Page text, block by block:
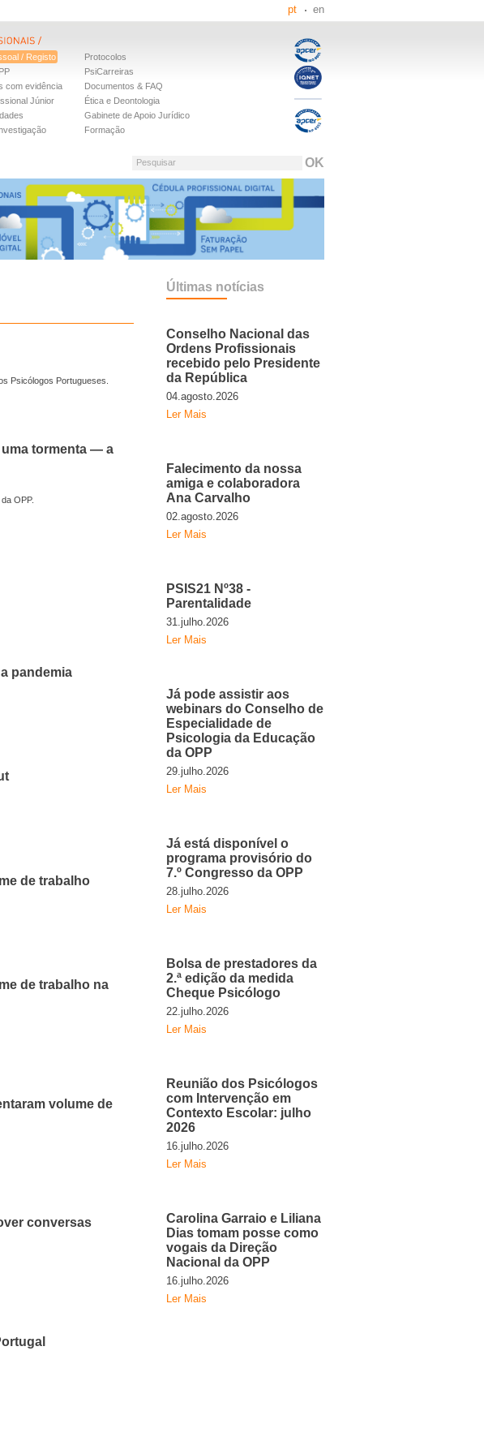
pt en
/ Registo
com evidência
Júnior
Protocolos
PsiCarreiras
Documentos & FAQ
Ética e Deontologia
Gabinete de Apoio Jurídico
Formação
Pesquisar
Psicólogos Portugueses.
uma tormenta — a
OPP.
pandemia
de trabalho
de trabalho na
volume de
conversas
Últimas notícias
Conselho Nacional das
Ordens Profissionais
recebido pelo Presidente
da República
04.agosto.2026
Ler Mais
Falecimento da nossa
amiga e colaboradora
Ana Carvalho
02.agosto.2026
Ler Mais
PSIS21 Nº38 -
Parentalidade
31.julho.2026
Ler Mais
Já pode assistir aos
webinars do Conselho de
Especialidade de
Psicologia da Educação
da OPP
29.julho.2026
Ler Mais
Já está disponível o
programa provisório do
7.º Congresso da OPP
28.julho.2026
Ler Mais
Bolsa de prestadores da
2.ª edição da medida
Cheque Psicólogo
22.julho.2026
Ler Mais
Reunião dos Psicólogos
com Intervenção em
Contexto Escolar: julho
2026
16.julho.2026
Ler Mais
Carolina Garraio e Liliana
Dias tomam posse como
vogais da Direção
Nacional da OPP
16.julho.2026
Ler Mais